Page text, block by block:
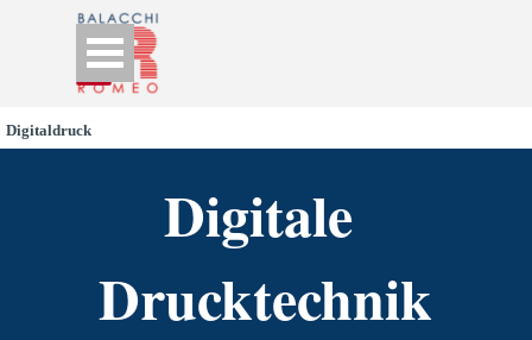
Go to content
Skip menu
Digitaldruck
Digitale
Drucktechnik